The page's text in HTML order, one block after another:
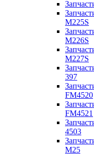
M225S
M226S
M227S
397
FM4520
FM4521
4503
M25